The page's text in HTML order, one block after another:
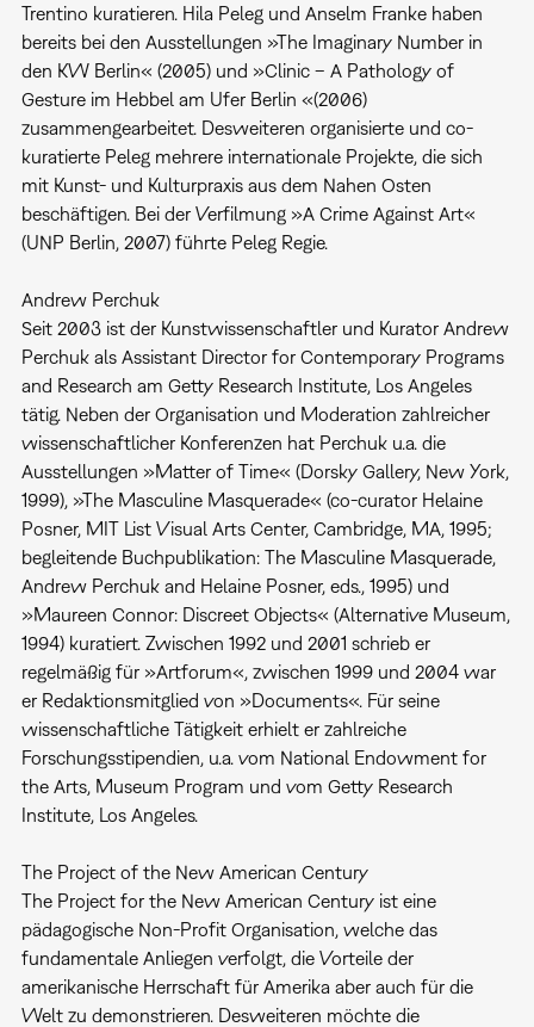
Trentino kuratieren. Hila Peleg und Anselm Franke haben
bereits bei den Ausstellungen »The Imaginary Number in
den KW Berlin« (2005) und »Clinic – A Pathology of
Gesture im Hebbel am Ufer Berlin «(2006)
zusammengearbeitet. Desweiteren organisierte und co-
kuratierte Peleg mehrere internationale Projekte, die sich
mit Kunst- und Kulturpraxis aus dem Nahen Osten
beschäftigen. Bei der Verfilmung »A Crime Against Art«
(UNP Berlin, 2007) führte Peleg Regie.
Andrew Perchuk
Seit 2003 ist der Kunstwissenschaftler und Kurator Andrew
Perchuk als Assistant Director for Contemporary Programs
and Research am Getty Research Institute, Los Angeles
tätig. Neben der Organisation und Moderation zahlreicher
wissenschaftlicher Konferenzen hat Perchuk u.a. die
Ausstellungen »Matter of Time« (Dorsky Gallery, New York,
1999), »The Masculine Masquerade« (co-curator Helaine
Posner, MIT List Visual Arts Center, Cambridge, MA, 1995;
begleitende Buchpublikation: The Masculine Masquerade,
Andrew Perchuk and Helaine Posner, eds., 1995) und
»Maureen Connor: Discreet Objects« (Alternative Museum,
1994) kuratiert. Zwischen 1992 und 2001 schrieb er
regelmäßig für »Artforum«, zwischen 1999 und 2004 war
er Redaktionsmitglied von »Documents«. Für seine
wissenschaftliche Tätigkeit erhielt er zahlreiche
Forschungsstipendien, u.a. vom National Endowment for
the Arts, Museum Program und vom Getty Research
Institute, Los Angeles.
The Project of the New American Century
The Project for the New American Century ist eine
pädagogische Non-Profit Organisation, welche das
fundamentale Anliegen verfolgt, die Vorteile der
amerikanische Herrschaft für Amerika aber auch für die
Welt zu demonstrieren. Desweiteren möchte die